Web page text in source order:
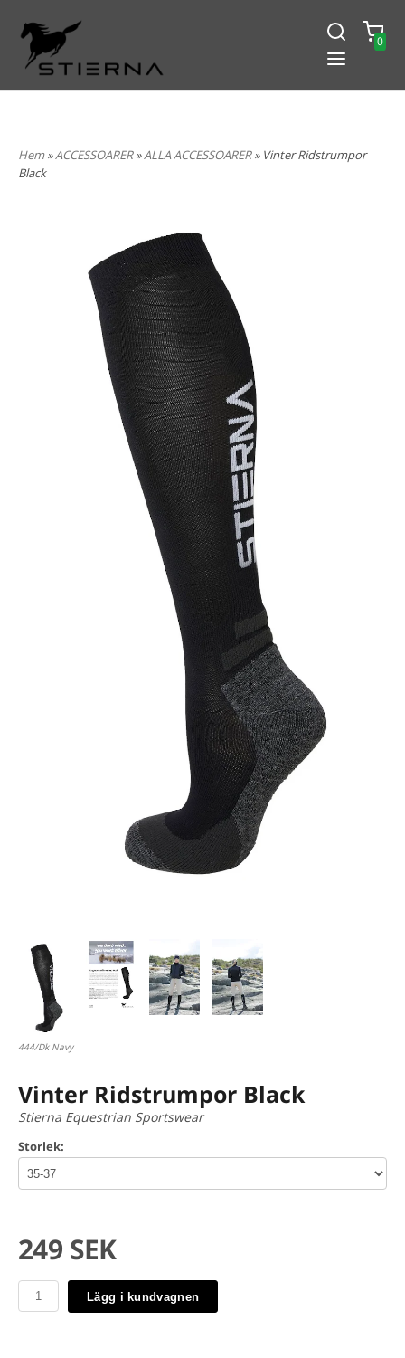
0
Hem»ACCESSOARER»ALLA ACCESSOARER» Vinter Ridstrumpor
Black
444/Dk Navy
Vinter Ridstrumpor Black
Stierna Equestrian Sportswear
Storlek:
249 SEK
Lägg i kundvagnen